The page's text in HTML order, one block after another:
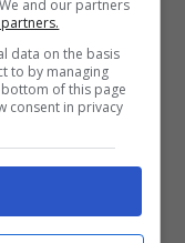
e pronostico
i pronostici
and our partners
data on the basis
to by managing
of this page
consent in privacy